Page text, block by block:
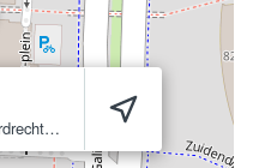
3318 JW